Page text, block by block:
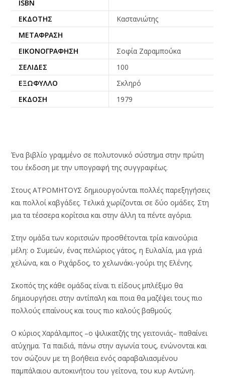
ISBN
ΕΚΔΌΤΗΣ
Καστανιώτης
ΜΕΤΆΦΡΑΣΗ
ΕΙΚΟΝΟΓΡΆΦΗΣΗ
Σοφία Ζαραμπούκα
ΣΕΛΊΔΕΣ
100
ΕΞΏΦΥΛΛΟ
Σκληρό
ΈΚΔΟΣΗ
1979
Ένα βιβλίο γραμμένο σε πολυτονικό σύστημα στην πρώτη
του έκδοση με την υπογραφή της συγγραφέως.
Στους ΑΤΡΟΜΗΤΟΥΣ δημιουργούνται πολλές παρεξηγήσεις
και πολλοί καβγάδες. Τελικά χωρίζονται σε δύο ομάδες. Στη
μια τα τέσσερα κορίτσια και στην άλλη τα πέντε αγόρια.
Στην ομάδα των κοριτσιών προσθέτονται τρία καινούρια
μέλη: ο Συμεών, ένας πελώριος γάτος, η Ευλαλία, μια γριά
χελώνα, και ο Ριχάρδος, το χελωνάκι-γούρι της Ελένης.
Σκοπός της κάθε ομάδας είναι τι είδους μπλέξιμο θα
δημιουργήσει στην αντίπαλη και ποια θα μαζέψει τους πιο
πολλούς επαίνους και τους πιο καλούς βαθμούς.
Ο κύριος Χαράλαμπος –ο ψιλικατζής της γειτονιάς– παθαίνει
ατύχημα. Τα παιδιά, πάνω στην αγωνία τους, ενώνονται και
τον σώζουν με τη βοήθεια ενός σαραβαλιασμένου
παμπάλαιου αυτοκινήτου του γείτονα, του κυρ Αντώνη.